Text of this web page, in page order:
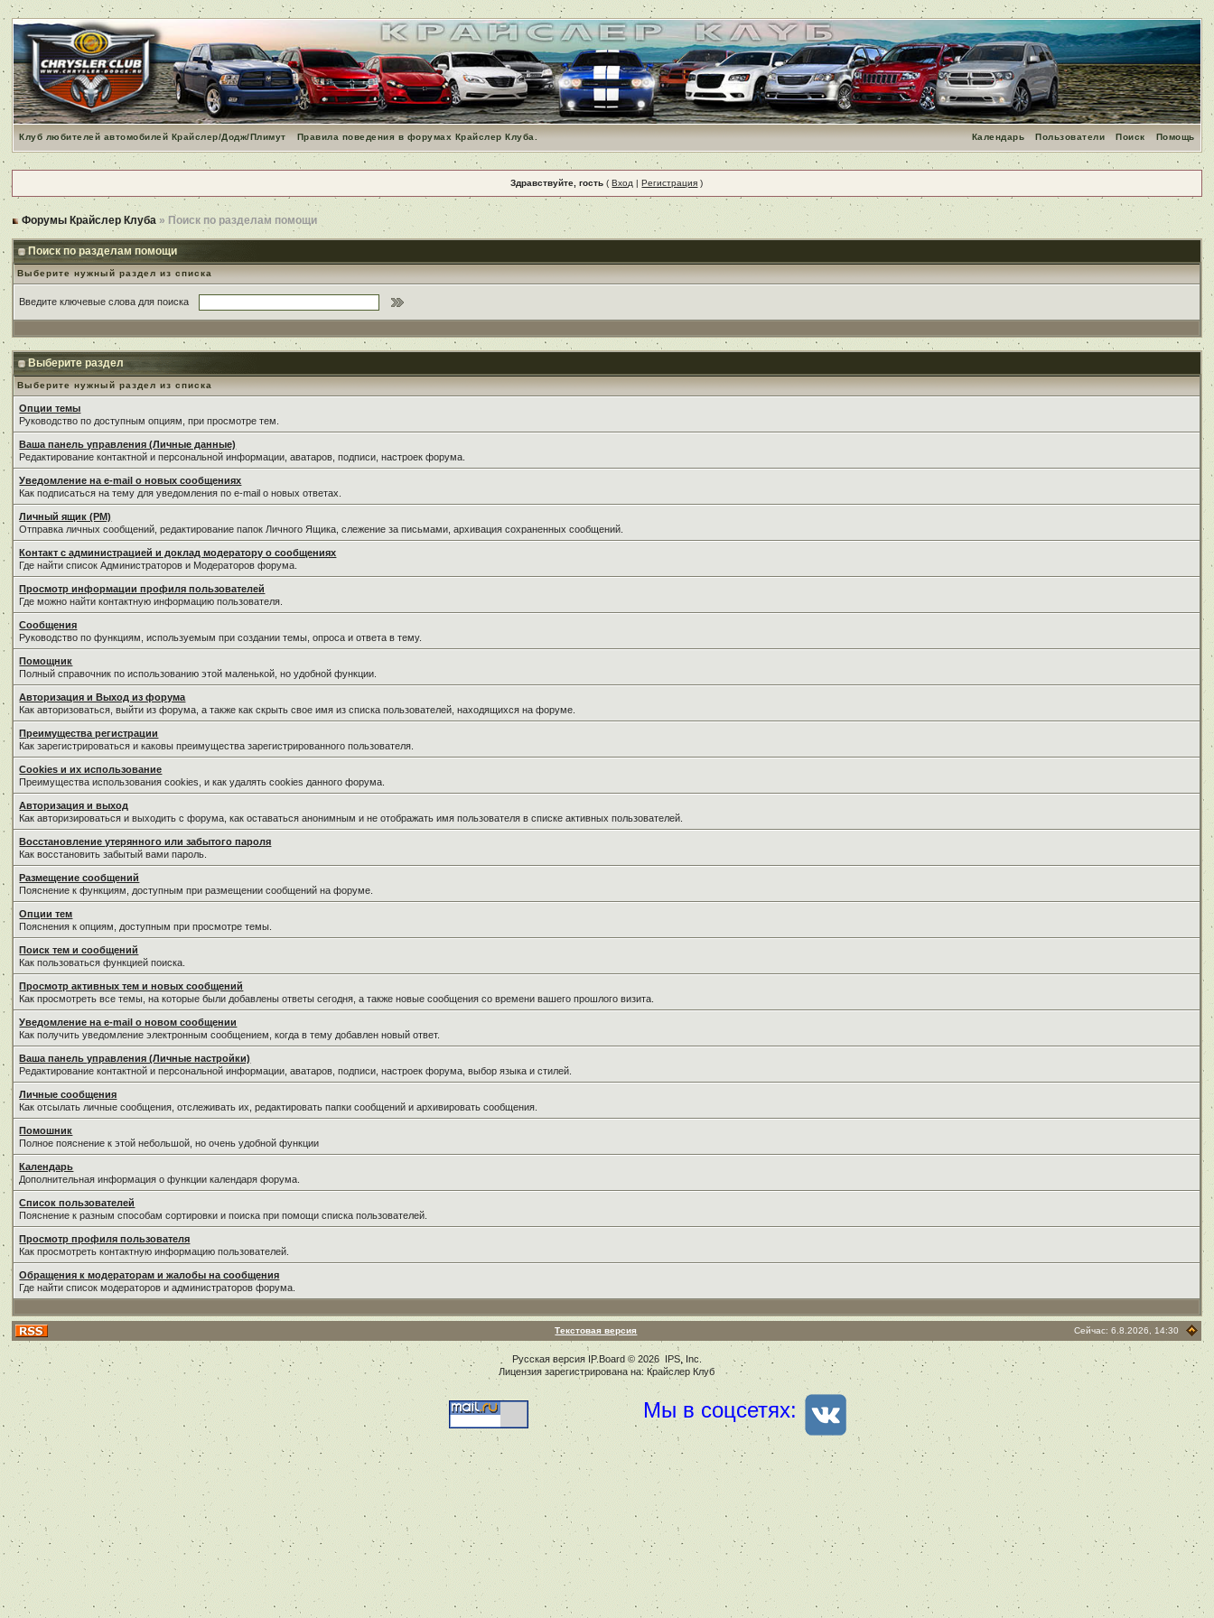
Клуб любителей автомобилей Крайслер/Додж/Плимут Правила поведения в форумах Крайслер Клуба. Помощь
Поиск
Пользователи
Календарь
Здравствуйте, гость (Вход |Регистрация )
Форумы Крайслер Клуба » Поиск по разделам помощи
Поиск по разделам помощи
Выберите нужный раздел из списка
Введите ключевые слова для поиска
Выберите раздел
Выберите нужный раздел из списка
Опции темы
Руководство по доступным опциям, при просмотре тем.
Ваша панель управления (Личные данные)
Редактирование контактной и персональной информации, аватаров, подписи, настроек форума.
Уведомление на e-mail о новых сообщениях
Как подписаться на тему для уведомления по e-mail о новых ответах.
Личный ящик (PM)
Отправка личных сообщений, редактирование папок Личного Ящика, слежение за письмами, архивация сохраненных сообщений.
Контакт с администрацией и доклад модератору о сообщениях
Где найти список Администраторов и Модераторов форума.
Просмотр информации профиля пользователей
Где можно найти контактную информацию пользователя.
Сообщения
Руководство по функциям, используемым при создании темы, опроса и ответа в тему.
Помощник
Полный справочник по использованию этой маленькой, но удобной функции.
Авторизация и Выход из форума
Как авторизоваться, выйти из форума, а также как скрыть свое имя из списка пользователей, находящихся на форуме.
Преимущества регистрации
Как зарегистрироваться и каковы преимущества зарегистрированного пользователя.
Cookies и их использование
Преимущества использования cookies, и как удалять cookies данного форума.
Авторизация и выход
Как авторизироваться и выходить с форума, как оставаться анонимным и не отображать имя пользователя в списке активных пользователей.
Восстановление утерянного или забытого пароля
Как восстановить забытый вами пароль.
Размещение сообщений
Пояснение к функциям, доступным при размещении сообщений на форуме.
Опции тем
Пояснения к опциям, доступным при просмотре темы.
Поиск тем и сообщений
Как пользоваться функцией поиска.
Просмотр активных тем и новых сообщений
Как просмотреть все темы, на которые были добавлены ответы сегодня, а также новые сообщения со времени вашего прошлого визита.
Уведомление на е-mail о новом сообщении
Как получить уведомление электронным сообщением, когда в тему добавлен новый ответ.
Ваша панель управления (Личные настройки)
Редактирование контактной и персональной информации, аватаров, подписи, настроек форума, выбор языка и стилей.
Личные сообщения
Как отсылать личные сообщения, отслеживать их, редактировать папки сообщений и архивировать сообщения.
Помошник
Полное пояснение к этой небольшой, но очень удобной функции
Календарь
Дополнительная информация о функции календаря форума.
Список пользователей
Пояснение к разным способам сортировки и поиска при помощи списка пользователей.
Просмотр профиля пользователя
Как просмотреть контактную информацию пользователей.
Обращения к модераторам и жалобы на сообщения
Где найти список модераторов и администраторов форума.
Текстовая версия Сейчас: 6.8.2026, 14:30
Русская версия IP.Board© 2026 IPS, Inc
Лицензия зарегистрирована на: Крайслер Клуб
Мы в соцсетях: